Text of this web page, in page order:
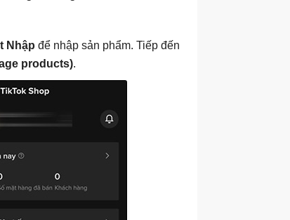
Nhập để nhập sản phẩm. Tiếp đến
products).